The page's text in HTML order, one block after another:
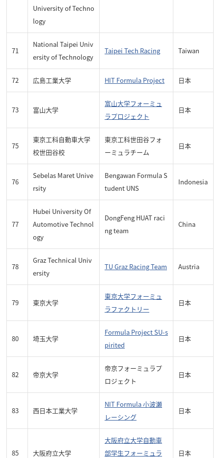
University of Techno
logy
71
National Taipei Univ
ersity of Technology
Taipei Tech Racing Taiwan
72 広島工業大学 HIT Formula Project 日本
73 富山大学
富山大学フォーミュ
ラプロジェクト
日本
75
東京工科自動車大学
校世田谷校
東京工科世田谷フォ
ーミュラチーム
日本
76
Sebelas Maret Unive
rsity
Bengawan Formula S
tudent UNS
Indonesia
77
Hubei University Of
Automotive Technol
ogy
DongFeng HUAT raci
ng team
China
78
Graz Technical Univ
ersity
TU Graz Racing Team Austria
79 東京大学
東京大学フォーミュ
ラファクトリー
日本
80 埼玉大学
Formula Project SU-s
pirited
日本
82 帝京大学
帝京フォーミュラプ
ロジェクト
日本
83 西日本工業大学
NIT Formula 小波瀬
レーシング
日本
85 大阪府立大学
大阪府立大学自動車
部学生フォーミュラ
日本